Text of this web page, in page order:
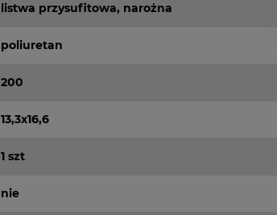
listwa przysufitowa, narożna
poliuretan
200
13,3x16,6
1 szt
nie